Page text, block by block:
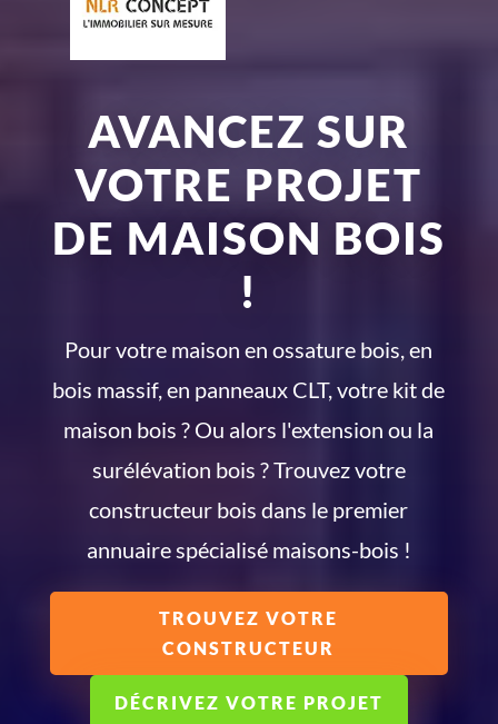
AVANCEZ SUR
VOTRE PROJET
DE MAISON BOIS
!
Pour votre maison en ossature bois, en
bois massif, en panneaux CLT, votre kit de
maison bois ? Ou alors l'extension ou la
surélévation bois ? Trouvez votre
constructeur bois dans le premier
annuaire spécialisé maisons-bois !
TROUVEZ VOTRE
CONSTRUCTEUR
DÉCRIVEZ VOTRE PROJET